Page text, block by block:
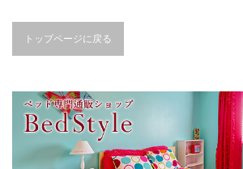
トップページに戻る